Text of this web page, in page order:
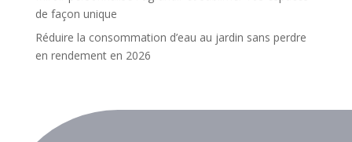
de façon unique
Réduire la consommation d’eau au jardin sans perdre
en rendement en 2026